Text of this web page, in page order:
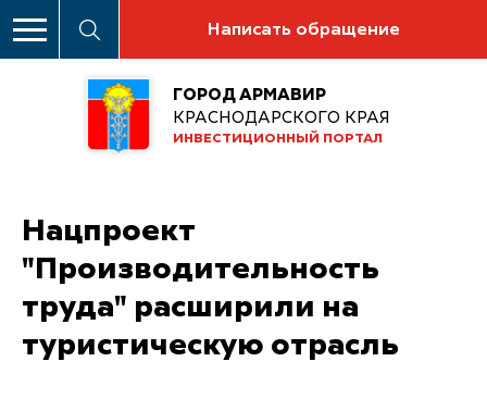
Написать обращение
ГОРОД АРМАВИР
КРАСНОДАРСКОГО КРАЯ
ИНВЕСТИЦИОННЫЙ ПОРТАЛ
Нацпроект
"Производительность
труда" расширили на
туристическую отрасль